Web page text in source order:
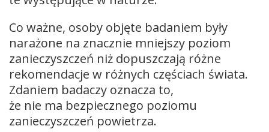
Co ważne, osoby objęte badaniem były
narażone na znacznie mniejszy poziom
zanieczyszczeń niż dopuszczają różne
rekomendacje w różnych częściach świata.
Zdaniem badaczy oznacza to,
że nie ma bezpiecznego poziomu
zanieczyszczeń powietrza.